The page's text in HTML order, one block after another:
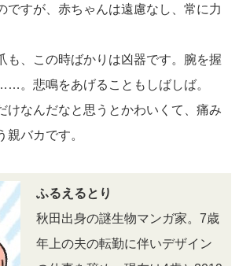
ですが、赤ちゃんは遠慮なし、常に力
も、この時ばかりは凶器です。腕を握
。悲鳴をあげることもしばしば。
けなんだなと思うとかわいくて、痛み
親バカです。
ふるえるとり
秋田出身の謎生物マンガ家。7歳
年上の夫の転勤に伴いデザイン